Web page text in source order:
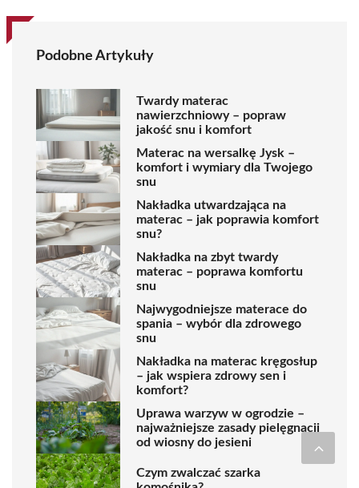
Podobne Artykuły
Twardy materac
nawierzchniowy – popraw
jakość snu i komfort
Materac na wersalkę Jysk –
komfort i wymiary dla Twojego
snu
Nakładka utwardzająca na
materac – jak poprawia komfort
snu?
Nakładka na zbyt twardy
materac – poprawa komfortu
snu
Najwygodniejsze materace do
spania – wybór dla zdrowego
snu
Nakładka na materac kręgosłup
– jak wspiera zdrowy sen i
komfort?
Uprawa warzyw w ogrodzie –
najważniejsze zasady pielęgnacji
od wiosny do jesieni
Czym zwalczać szarka